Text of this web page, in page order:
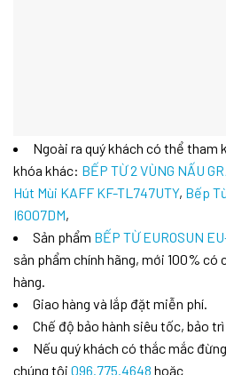
Ngoài ra quý khách có thể tham
khóa khác: BẾP TỪ 2 VÙNG NẤU
Hút Mùi KAFF KF-TL747UTY, Bếp
I6007DM,
Sản phẩm BẾP TỪ EUROSUN
sản phẩm chính hãng, mới 100% có
hàng.
Giao hàng và lắp đặt miễn phí.
Chế độ bảo hành siêu tốc, bảo trì
Nếu quý khách có thắc mắc
chúng tôi 096.775.4648 hoặc